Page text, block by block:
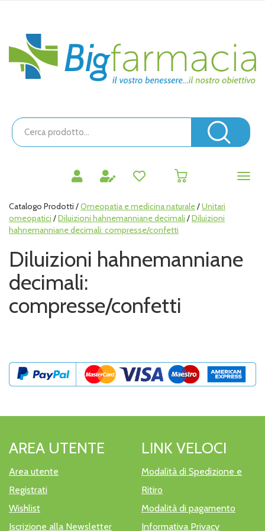
principaleBigfarmacia
Cerca
Prodotto
Catalogo Prodotti /Omeopatia e medicina naturale/Unitari
omeopatici /Diluizioni hahnemanniane decimali /Diluizioni
hahnemanniane decimali: compresse/confetti
Diluizioni hahnemanniane
decimali:
compresse/confetti
AREA UTENTE
Area utente
Registrati
Wishlist
Iscrizione alla Newsletter
LINK VELOCI
Modalità di Spedizione e
Ritiro
Modalità di pagamento
Informativa Privacy